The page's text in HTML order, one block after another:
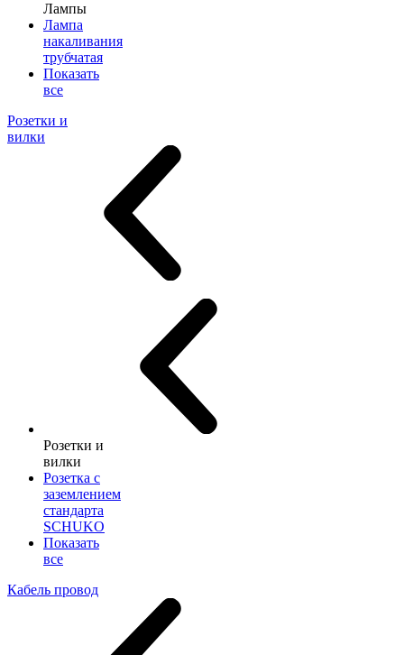
Лампы
Лампа
накаливания
трубчатая
Показать
все
Розетки и
вилки
Розетки и
вилки
Розетка с
заземлением
стандарта
SCHUKO
Показать
все
Кабель провод